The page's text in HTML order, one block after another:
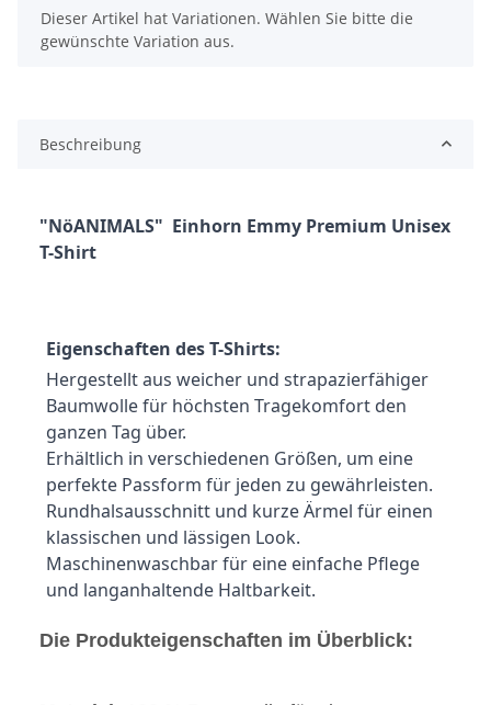
x
Dieser Artikel hat Variationen. Wählen Sie bitte die
gewünschte Variation aus.
Beschreibung
"NöANIMALS"  Einhorn Emmy Premium Unisex
T-Shirt
Eigenschaften des T-Shirts:
Hergestellt aus weicher und strapazierfähiger
Baumwolle für höchsten Tragekomfort den
ganzen Tag über.
Erhältlich in verschiedenen Größen, um eine
perfekte Passform für jeden zu gewährleisten.
Rundhalsausschnitt und kurze Ärmel für einen
klassischen und lässigen Look.
Maschinenwaschbar für eine einfache Pflege
und langanhaltende Haltbarkeit.
Die Produkteigenschaften im Überblick: